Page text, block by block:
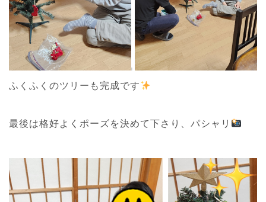
ふくふくのツリーも完成です
最後は格好よくポーズを決めて下さり、パシャリ